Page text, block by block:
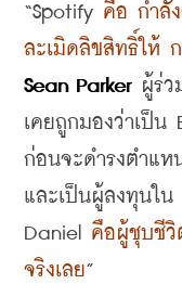
“Spotify คือ กำลั
ละเมิดลิขสิทธิ์ให้
Sean Parker ผู้ร่ว
เคยถูกมองว่าเป็น
ก่อนจะดำรงตำแห
และเป็นผู้ลงทุนใน
Daniel คือผู้ชุบชีวิ
จริงเลย”